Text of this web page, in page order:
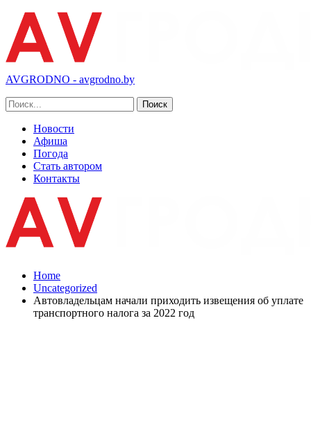
AVGRODNO - avgrodno.by
Новости
Афиша
Погода
Стать автором
Контакты
Home
Uncategorized
Автовладельцам начали приходить извещения об уплате
транспортного налога за 2022 год